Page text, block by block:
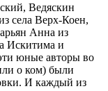
Ведяскин
села Верх-Коен,
Анна из
Искитима и
юные авторы во
о ком) были
И каждый из